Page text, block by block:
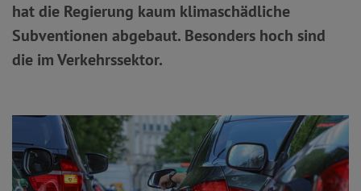
hat die Regierung kaum klimaschädliche
Subventionen abgebaut. Besonders hoch sind
die im Verkehrssektor.